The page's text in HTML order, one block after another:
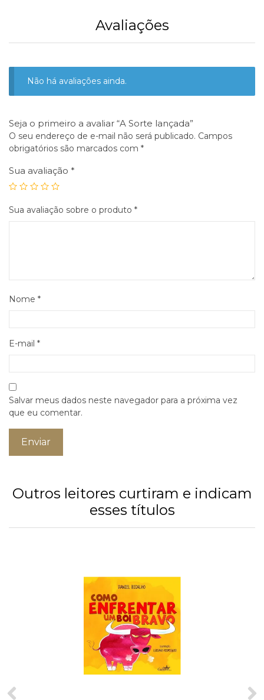
Avaliações
Não há avaliações ainda.
Seja o primeiro a avaliar “A Sorte lançada”
O seu endereço de e-mail não será publicado. Campos
obrigatórios são marcados com *
Sua avaliação *
Sua avaliação sobre o produto *
Nome *
E-mail *
Salvar meus dados neste navegador para a próxima vez
que eu comentar.
Outros leitores curtiram e indicam
esses títulos